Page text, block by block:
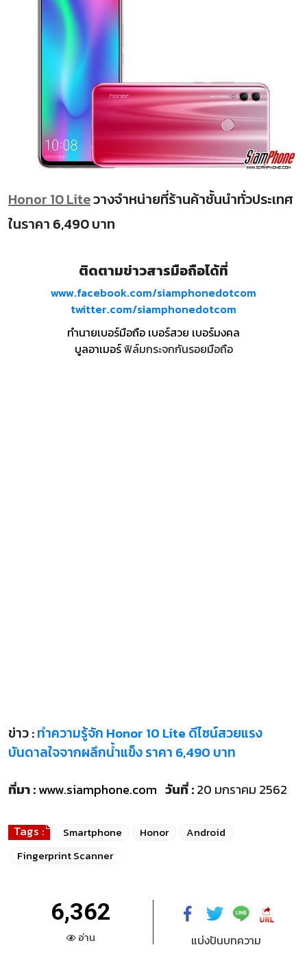
Honor 10 Liteวางจำหน่ายที่ร้านค้าชั้นนำทั่วประเทศ
ในราคา 6,490 บาท
ติดตามข่าวสารมือถือได้ที่
www.facebook.com/siamphonedotcom
twitter.com/siamphonedotcom
ทำนายเบอร์มือถือ เบอร์สวย เบอร์มงคล
บูลอาเมอร์ฟิล์มกระจกกันรอยมือถือ
ข่าว :ทำความรู้จัก Honor 10 Lite ดีไซน์สวยแรง
บันดาลใจจากผลึกน้ำแข็ง ราคา 6,490 บาท
ที่มา :www.siamphone.com วันที่ :20 มกราคม 2562
Tags : Smartphone Honor
Android
Fingerprint Scanner
6,362
อ่าน แบ่งปันบทความ